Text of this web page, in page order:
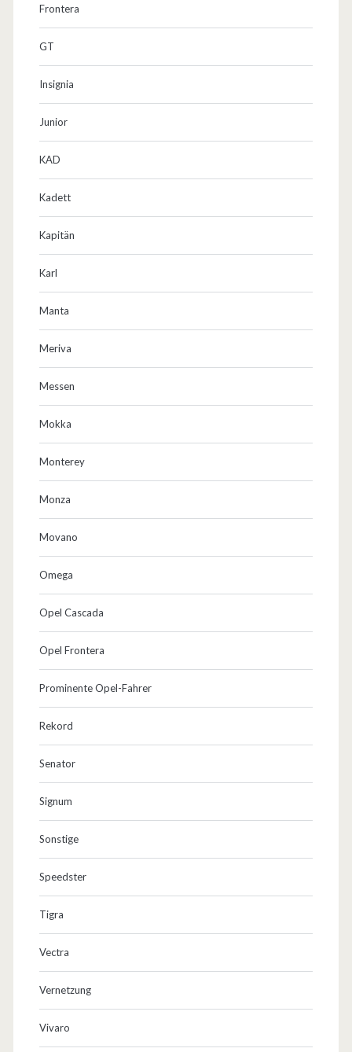
Frontera
GT
Insignia
Junior
KAD
Kadett
Kapitän
Karl
Manta
Meriva
Messen
Mokka
Monterey
Monza
Movano
Omega
Opel Cascada
Opel Frontera
Prominente Opel-Fahrer
Rekord
Senator
Signum
Sonstige
Speedster
Tigra
Vectra
Vernetzung
Vivaro